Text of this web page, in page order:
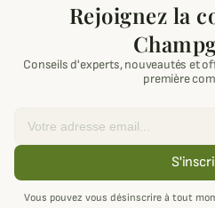
Rejoignez la
Conseils d'experts, nouveautés et
première
Vous pouvez vous désinscrire à tout